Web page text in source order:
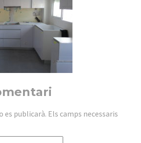
es publicarà. Els camps necessaris